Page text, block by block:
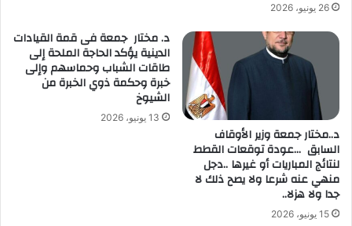
26 يونيو، 2026
د..مختار جمعة وزير الأوقاف
السابق …عودة توقعات القطط
لنتائج المباريات أو غيرها ..دجل
منهي عنه شرعا ولا يصح ذلك لا
جدا ولا هزلا..
15 يونيو، 2026
د. مختار جمعة فى قمة القيادات
الدينية يؤكد الحاجة الملحة إلى
طاقات الشباب وحماسهم وإلى
خبرة وحكمة ذوي الخبرة من
الشيوخ
13 يونيو، 2026